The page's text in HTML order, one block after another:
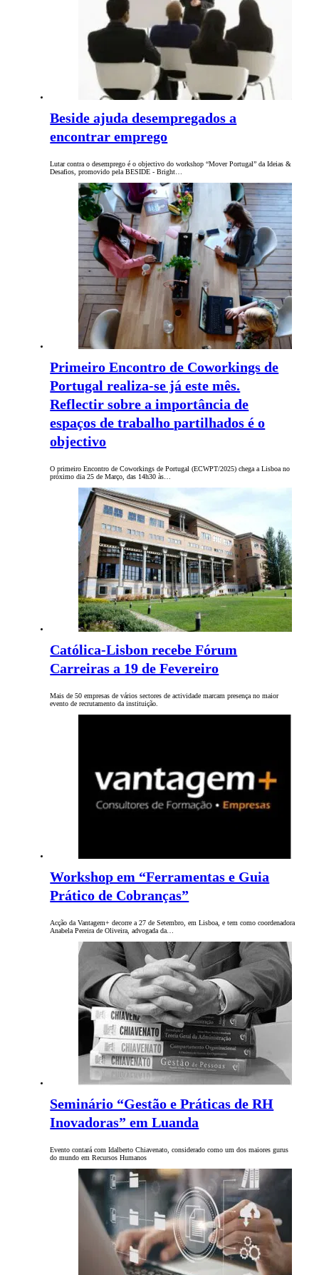
Beside ajuda desempregados a
encontrar emprego
Lutar contra o desemprego é o objectivo do workshop “Mover Portugal” da Ideias &
Desafios, promovido pela BESIDE - Bright…
Primeiro Encontro de Coworkings de
Portugal realiza-se já este mês.
Reflectir sobre a importância de
espaços de trabalho partilhados é o
objectivo
O primeiro Encontro de Coworkings de Portugal (ECWPT/2025) chega a Lisboa no
próximo dia 25 de Março, das 14h30 às…
Católica-Lisbon recebe Fórum
Carreiras a 19 de Fevereiro
Mais de 50 empresas de vários sectores de actividade marcam presença no maior
evento de recrutamento da instituição.
Workshop em “Ferramentas e Guia
Prático de Cobranças”
Acção da Vantagem+ decorre a 27 de Setembro, em Lisboa, e tem como coordenadora
Anabela Pereira de Oliveira, advogada da…
Seminário “Gestão e Práticas de RH
Inovadoras” em Luanda
Evento contará com Idalberto Chiavenato, considerado como um dos maiores gurus
do mundo em Recursos Humanos